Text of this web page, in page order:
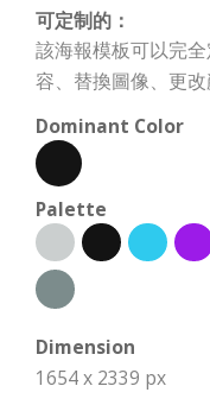
可定制的：
該海報模板可以完
容、替換圖像、更改
Dominant Color
Palette
Dimension
1654 x 2339 px